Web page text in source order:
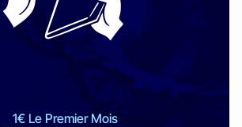
1€ Le Premier Mois